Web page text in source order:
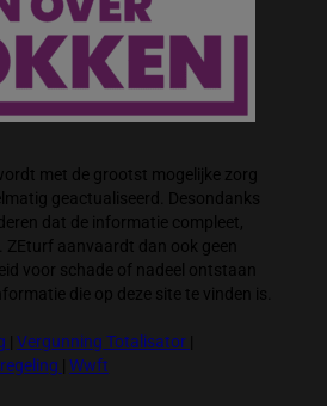
met de grootst mogelijke zorg
geactualiseerd. Desondanks
dat de informatie compleet,
aanvaardt dan ook geen
voor schade of nadeel ontstaan
die op deze site te vinden is.
Vergunning Totalisator
Wwft